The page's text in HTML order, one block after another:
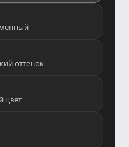
оттенок
цвет